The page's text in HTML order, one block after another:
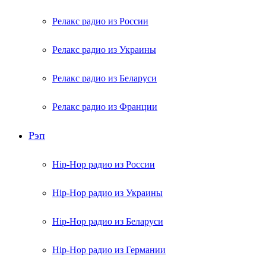
Релакс радио из России
Релакс радио из Украины
Релакс радио из Беларуси
Релакс радио из Франции
Рэп
Hip-Hop радио из России
Hip-Hop радио из Украины
Hip-Hop радио из Беларуси
Hip-Hop радио из Германии